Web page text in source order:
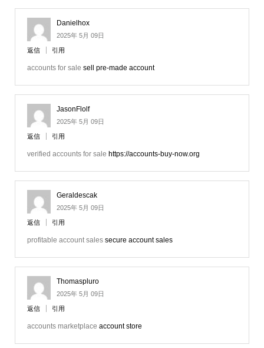
Danielhox
2025年 5月 09日
返信 引用
accounts for sale sell pre-made account
JasonFlolf
2025年 5月 09日
返信 引用
verified accounts for sale https://accounts-buy-now.org
Geraldescak
2025年 5月 09日
返信 引用
profitable account sales secure account sales
Thomaspluro
2025年 5月 09日
返信 引用
accounts marketplace account store